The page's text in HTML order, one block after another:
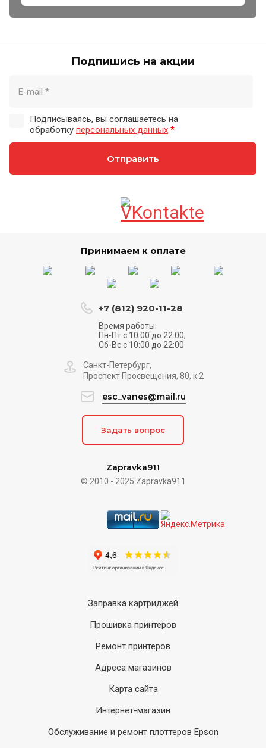
Подпишись на акции
Подписываясь, вы соглашаетесь на
обработку персональных данных *
Отправить
Принимаем к оплате
Zapravka911
© 2010 - 2025 Zapravka911
+7 (812) 920-11-28
Время работы:
Пн-Пт с 10:00 до 22:00;
Сб-Вс с 10:00 до 22:00
Санкт-Петербург,
Проспект Просвещения, 80, к.2
esc_vanes@mail.ru
Задать вопрос
Заправка картриджей
Прошивка принтеров
Ремонт принтеров
Адреса магазинов
Карта сайта
Интернет-магазин
Обслуживание и ремонт плоттеров Epson